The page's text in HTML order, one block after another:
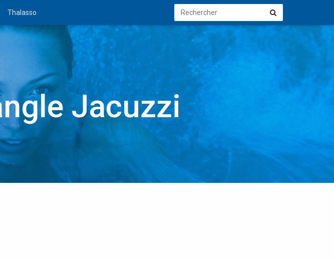
Rechercher Rechercher
Thalasso
Jacuzzi